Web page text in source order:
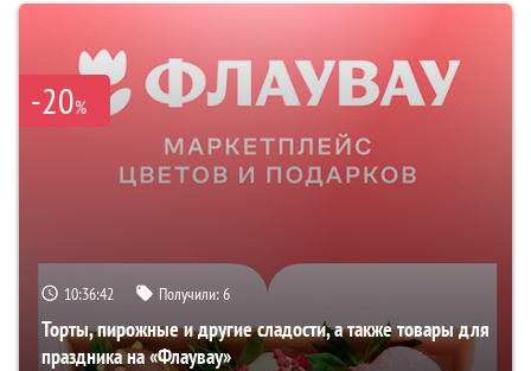
-20%
10:36:41 Получили:6
Торты, пирожные и другие сладости, а также товары для
праздника на «Флаувау»